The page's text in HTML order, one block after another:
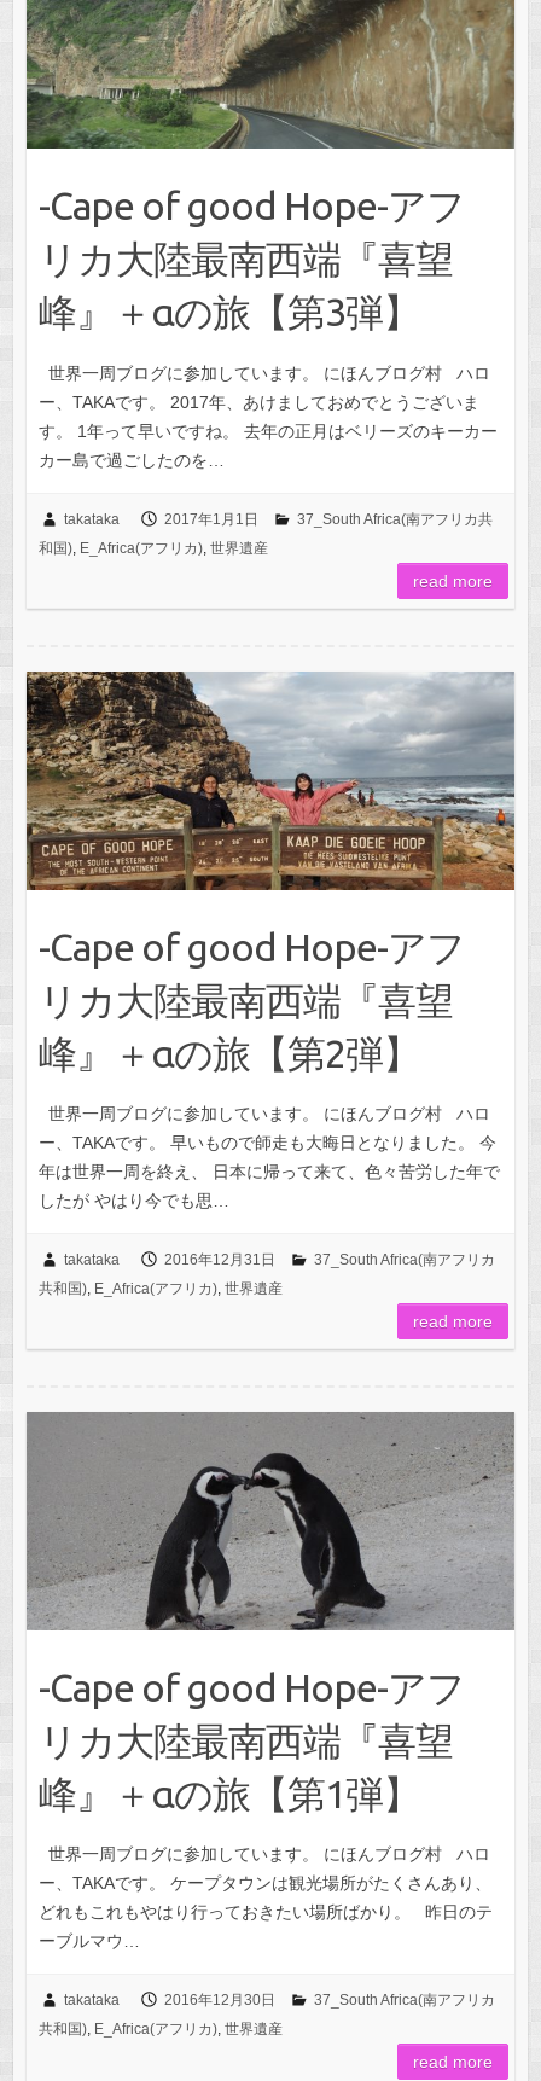
-Cape of good Hope-アフ
リカ大陸最南西端『喜望
峰』＋αの旅【第3弾】
世界一周ブログに参加しています。 にほんブログ村 ハロ
ー、TAKAです。 2017年、あけましておめでとうございま
す。 1年って早いですね。 去年の正月はベリーズのキーカー
カー島で過ごしたのを…
takataka 2017年1月1日
37_South Africa(南アフリカ共
和国), E_Africa(アフリカ), 世界遺産
read more
-Cape of good Hope-アフ
リカ大陸最南西端『喜望
峰』＋αの旅【第2弾】
世界一周ブログに参加しています。 にほんブログ村 ハロ
ー、TAKAです。 早いもので師走も大晦日となりました。 今
年は世界一周を終え、 日本に帰って来て、色々苦労した年で
したが やはり今でも思…
takataka 2016年12月31日
37_South Africa(南アフリカ
共和国), E_Africa(アフリカ), 世界遺産
read more
-Cape of good Hope-アフ
リカ大陸最南西端『喜望
峰』＋αの旅【第1弾】
世界一周ブログに参加しています。 にほんブログ村 ハロ
ー、TAKAです。 ケープタウンは観光場所がたくさんあり、
どれもこれもやはり行っておきたい場所ばかり。 昨日のテ
ーブルマウ…
takataka 2016年12月30日
37_South Africa(南アフリカ
共和国), E_Africa(アフリカ), 世界遺産
read more